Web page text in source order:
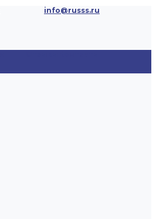
info@russs.ru